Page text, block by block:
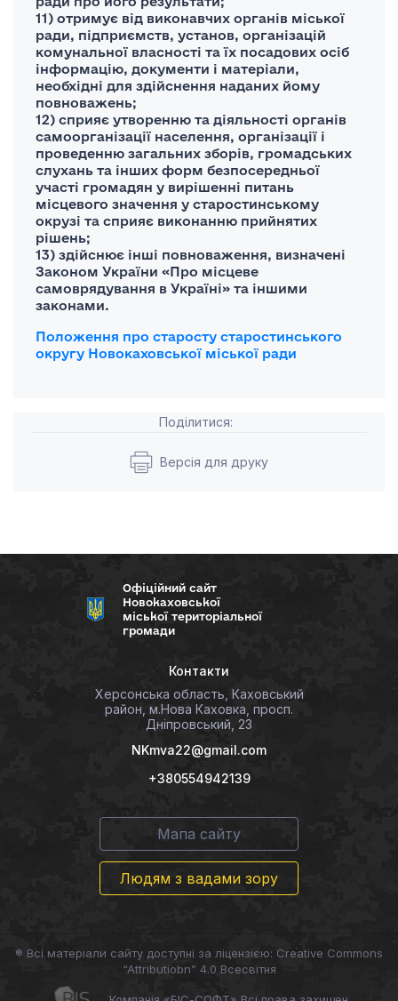
11) отримує від виконавчих органів міської
ради, підприємств, установ, організацій
комунальної власності та їх посадових осіб
інформацію, документи і матеріали,
необхідні для здійснення наданих йому
повноважень;
12) сприяє утворенню та діяльності органів
самоорганізації населення, організації і
проведенню загальних зборів, громадських
слухань та інших форм безпосередньої
участі громадян у вирішенні питань
місцевого значення у старостинському
окрузі та сприяє виконанню прийнятих
рішень;
13) здійснює інші повноваження, визначені
Законом України «Про місцеве
самоврядування в Україні» та іншими
законами.
Положення про старосту старостинського
округу Новокаховської міської ради
Поділитися:
Версія для друку
Офіційний сайт
Новокаховської
міської територіальної
громади
Контакти
Херсонська область, Каховський
район, м.Нова Каховка, просп.
Дніпровський, 23
NKmva22@gmail.com
+380554942139
Мапа сайту
Людям з вадами зору
® Всі матеріали сайту доступні за ліцензією: Creative Commons
“Attributiobn” 4.0 Всесвітня